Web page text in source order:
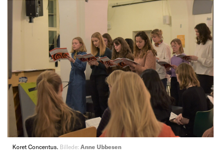
Koret Concentus. Billede: Anne Ubbesen